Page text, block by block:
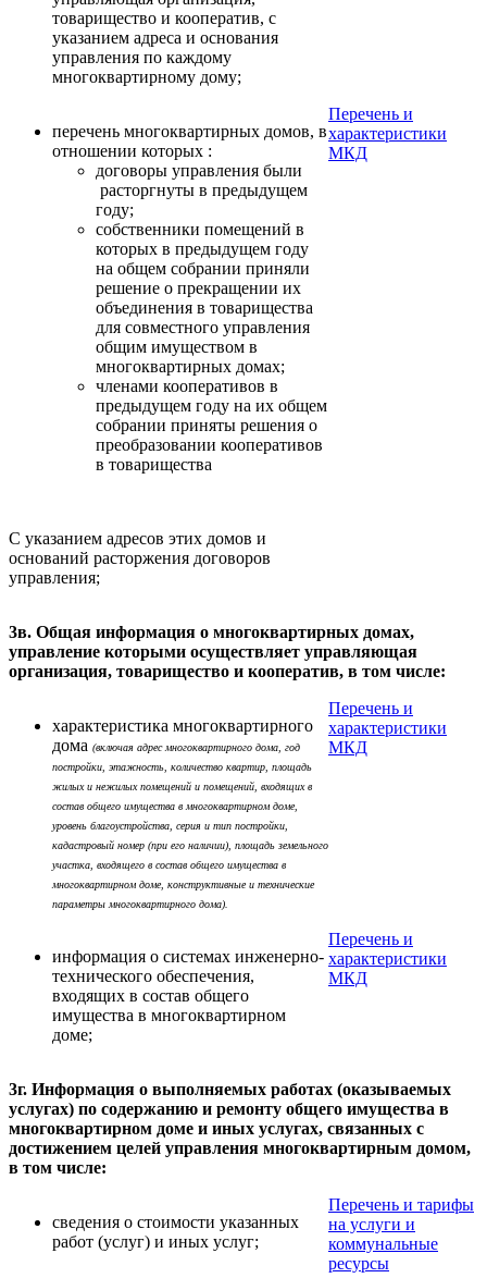
товарищество и кооператив, с
указанием адреса и основания
управления по каждому
многоквартирному дому;
перечень многоквартирных домов, в
отношении которых :
договоры управления были
расторгнуты в предыдущем
году;
собственники помещений в
которых в предыдущем году
на общем собрании приняли
решение о прекращении их
объединения в товарищества
для совместного управления
общим имуществом в
многоквартирных домах;
членами кооперативов в
предыдущем году на их общем
собрании приняты решения о
преобразовании кооперативов
в товарищества
С указанием адресов этих домов и
оснований расторжения договоров
управления;
Перечень и
характеристики
МКД
3в. Общая информация о многоквартирных домах,
управление которыми осуществляет управляющая
организация, товарищество и кооператив, в том числе:
характеристика многоквартирного
дома (включая адрес многоквартирного дома, год
постройки, этажность, количество квартир, площадь
жилых и нежилых помещений и помещений, входящих в
состав общего имущества в многоквартирном доме,
уровень благоустройства, серия и тип постройки,
кадастровый номер (при его наличии), площадь земельного
участка, входящего в состав общего имущества в
многоквартирном доме, конструктивные и технические
параметры многоквартирного дома).
Перечень и
характеристики
МКД
информация о системах инженерно-
технического обеспечения,
входящих в состав общего
имущества в многоквартирном
доме;
Перечень и
характеристики
МКД
3г. Информация о выполняемых работах (оказываемых
услугах) по содержанию и ремонту общего имущества в
многоквартирном доме и иных услугах, связанных с
достижением целей управления многоквартирным домом,
в том числе:
сведения о стоимости указанных
работ (услуг) и иных услуг;
Перечень и тарифы
на услуги и
коммунальные
ресурсы